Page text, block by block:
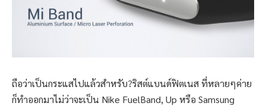
ถือว่าเป็นกระแสไปแล้วสำหรับ?ริสต์แบนด์ฟิตเนส ที่หลายๆค่าย
ก็ทำออกมาไม่ว่าจะเป็น Nike FuelBand, Up หรือ Samsung